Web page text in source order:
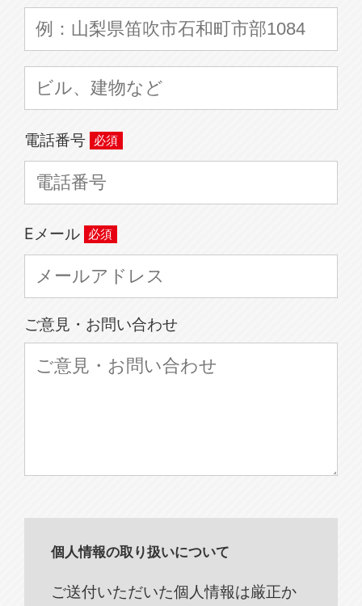
電話番号
Eメール
ご意見・お問い合わせ
個人情報の取り扱いについて
ご送付いただいた個人情報は厳正か